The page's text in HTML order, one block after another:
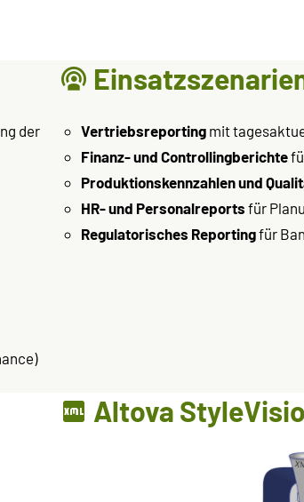
der
Vertriebsreporting mit
Finanz- und Controllingberichte
Produktionskennzahlen und
HR- und Personalreports für
Regulatorisches Reportingfür
Altova